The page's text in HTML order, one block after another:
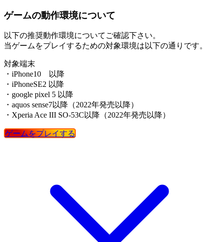
ゲームの動作環境について
以下の推奨動作環境についてご確認下さい。
当ゲームをプレイするための対象環境は以下の通りです。
対象端末
・iPhone10 以降
・iPhoneSE2 以降
・google pixel 5 以降
・aquos sense7以降（2022年発売以降）
・Xperia Ace III SO-53C以降（2022年発売以降）
ゲームをプレイする